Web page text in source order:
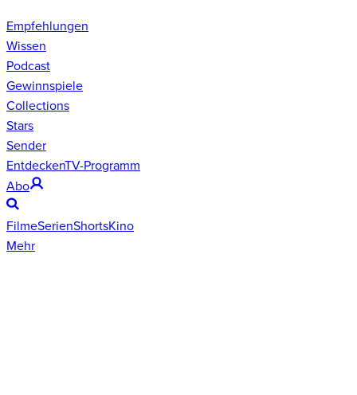
Empfehlungen
Wissen
Podcast
Gewinnspiele
Collections
Stars
Sender
EntdeckenTV-Programm
Abo
FilmeSerienShortsKino
Mehr